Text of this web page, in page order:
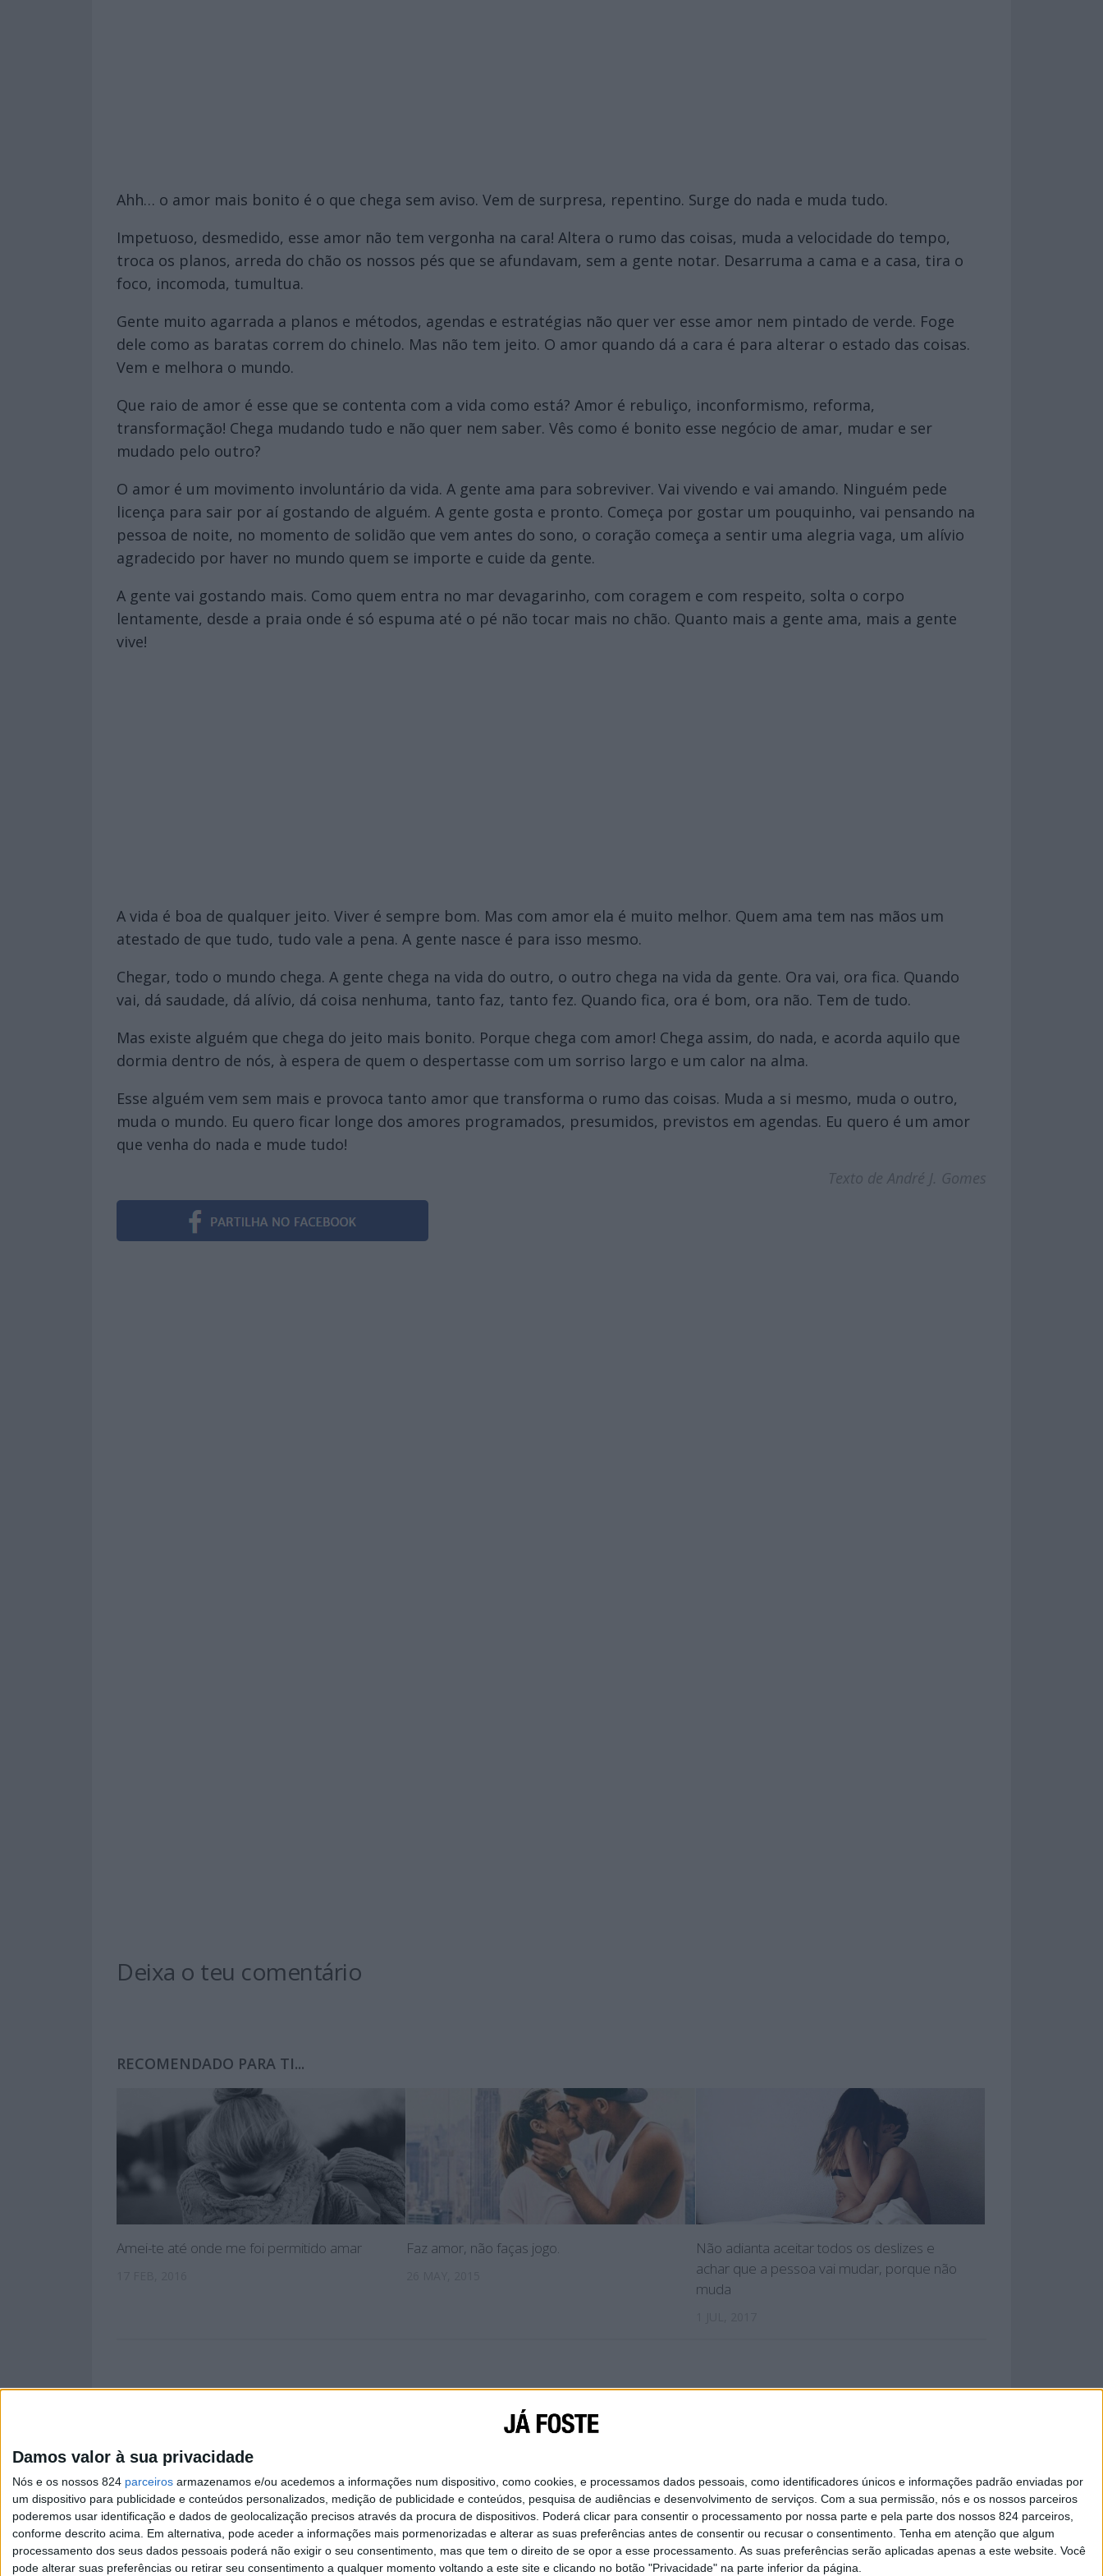
Damos valor à sua privacidade
Nós e os nossos 824 parceiros armazenamos e/ou acedemos a informações num dispositivo, como cookies, e processamos dados pessoais, como identificadores únicos e informações padrão enviadas por
um dispositivo para publicidade e conteúdos personalizados, medição de publicidade e conteúdos, pesquisa de audiências e desenvolvimento de serviços. Com a sua permissão, nós e os nossos parceiros
poderemos usar identificação e dados de geolocalização precisos através da procura de dispositivos. Poderá clicar para consentir o processamento por nossa parte e pela parte dos nossos 824 parceiros,
conforme descrito acima. Em alternativa, pode aceder a informações mais pormenorizadas e alterar as suas preferências antes de consentir ou recusar o consentimento. Tenha em atenção que algum
processamento dos seus dados pessoais poderá não exigir o seu consentimento, mas que tem o direito de se opor a esse processamento. As suas preferências serão aplicadas apenas a este website. Você
pode alterar suas preferências ou retirar seu consentimento a qualquer momento voltando a este site e clicando no botão "Privacidade" na parte inferior da página.
Ahh… o amor mais bonito é o que chega sem aviso. Vem de surpresa, repentino. Surge do nada e muda tudo.
Impetuoso, desmedido, esse amor não tem vergonha na cara! Altera o rumo das coisas, muda a velocidade do tempo,
troca os planos, arreda do chão os nossos pés que se afundavam, sem a gente notar. Desarruma a cama e a casa, tira o
foco, incomoda, tumultua.
Gente muito agarrada a planos e métodos, agendas e estratégias não quer ver esse amor nem pintado de verde. Foge
dele como as baratas correm do chinelo. Mas não tem jeito. O amor quando dá a cara é para alterar o estado das coisas.
Vem e melhora o mundo.
Que raio de amor é esse que se contenta com a vida como está? Amor é rebuliço, inconformismo, reforma,
transformação! Chega mudando tudo e não quer nem saber. Vês como é bonito esse negócio de amar, mudar e ser
mudado pelo outro?
O amor é um movimento involuntário da vida. A gente ama para sobreviver. Vai vivendo e vai amando. Ninguém pede
licença para sair por aí gostando de alguém. A gente gosta e pronto. Começa por gostar um pouquinho, vai pensando na
pessoa de noite, no momento de solidão que vem antes do sono, o coração começa a sentir uma alegria vaga, um alívio
agradecido por haver no mundo quem se importe e cuide da gente.
A gente vai gostando mais. Como quem entra no mar devagarinho, com coragem e com respeito, solta o corpo
lentamente, desde a praia onde é só espuma até o pé não tocar mais no chão. Quanto mais a gente ama, mais a gente
vive!
A vida é boa de qualquer jeito. Viver é sempre bom. Mas com amor ela é muito melhor. Quem ama tem nas mãos um
atestado de que tudo, tudo vale a pena. A gente nasce é para isso mesmo.
Chegar, todo o mundo chega. A gente chega na vida do outro, o outro chega na vida da gente. Ora vai, ora fica. Quando
vai, dá saudade, dá alívio, dá coisa nenhuma, tanto faz, tanto fez. Quando fica, ora é bom, ora não. Tem de tudo.
Mas existe alguém que chega do jeito mais bonito. Porque chega com amor! Chega assim, do nada, e acorda aquilo que
dormia dentro de nós, à espera de quem o despertasse com um sorriso largo e um calor na alma.
Esse alguém vem sem mais e provoca tanto amor que transforma o rumo das coisas. Muda a si mesmo, muda o outro,
muda o mundo. Eu quero ficar longe dos amores programados, presumidos, previstos em agendas. Eu quero é um amor
que venha do nada e mude tudo!
Texto de André J. Gomes
Deixa o teu comentário
RECOMENDADO PARA TI...
Amei-te até onde me foi permitido amar Faz amor, não faças jogo.
Não adianta aceitar todos os deslizes e
achar que a pessoa vai mudar, porque não
muda
Copyright © Já Foste. 2025